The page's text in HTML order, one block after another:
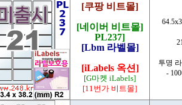
[쿠팡 비트몰]
[네이버 비트몰]
PL237]
[Lbm 라벨몰]
[iLabels 옥션]
[G마켓 iLabels]
[11번가 비트몰]
투명
-